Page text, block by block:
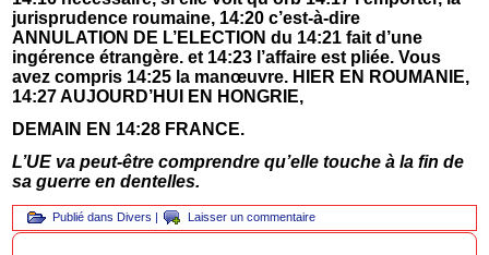
jurisprudence roumaine, 14:20 c’est-à-dire
ANNULATION DE L’ELECTION du 14:21 fait d’une
ingérence étrangère. et 14:23 l’affaire est pliée. Vous
avez compris 14:25 la manœuvre. HIER EN ROUMANIE,
14:27 AUJOURD’HUI EN HONGRIE,
DEMAIN EN 14:28 FRANCE.
L’UE va peut-être comprendre qu’elle touche à la fin de
sa guerre en dentelles.
Publié dans Divers Laisser un commentaire